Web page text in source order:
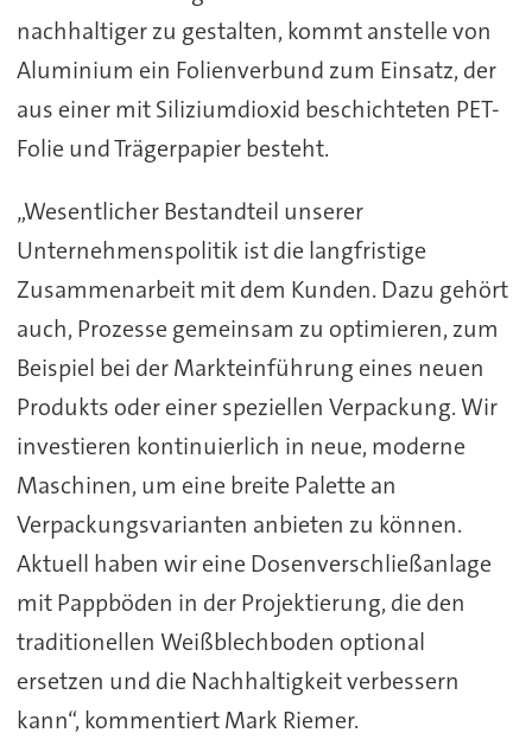
nachhaltiger zu gestalten, kommt anstelle von
Aluminium ein Folienverbund zum Einsatz, der
aus einer mit Siliziumdioxid beschichteten PET-
Folie und Trägerpapier besteht.
„Wesentlicher Bestandteil unserer
Unternehmenspolitik ist die langfristige
Zusammenarbeit mit dem Kunden. Dazu gehört
auch, Prozesse gemeinsam zu optimieren, zum
Beispiel bei der Markteinführung eines neuen
Produkts oder einer speziellen Verpackung. Wir
investieren kontinuierlich in neue, moderne
Maschinen, um eine breite Palette an
Verpackungsvarianten anbieten zu können.
Aktuell haben wir eine Dosenverschließanlage
mit Pappböden in der Projektierung, die den
traditionellen Weißblechboden optional
ersetzen und die Nachhaltigkeit verbessern
kann“, kommentiert Mark Riemer.